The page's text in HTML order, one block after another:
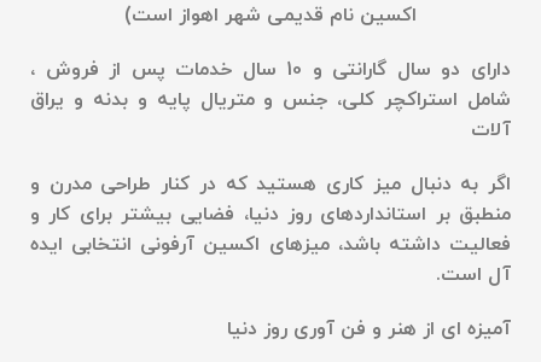
اکسین نام قدیمی شهر اهواز است)
دارای دو سال گارانتی و 10 سال خدمات پس از فروش ،
شامل استراکچر کلی، جنس و متریال پایه و بدنه و یراق
آلات
اگر به دنبال میز کاری هستید که در کنار طراحی مدرن و
منطبق بر استانداردهای روز دنیا، فضایی بیشتر برای کار و
فعالیت داشته باشد، میزهای اکسین آرفونی انتخابی ایده
آل است.
آمیزه ای از هنر و فن آوری روز دنیا